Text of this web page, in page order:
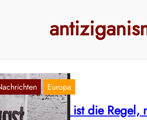
Europa
ist die Regel,